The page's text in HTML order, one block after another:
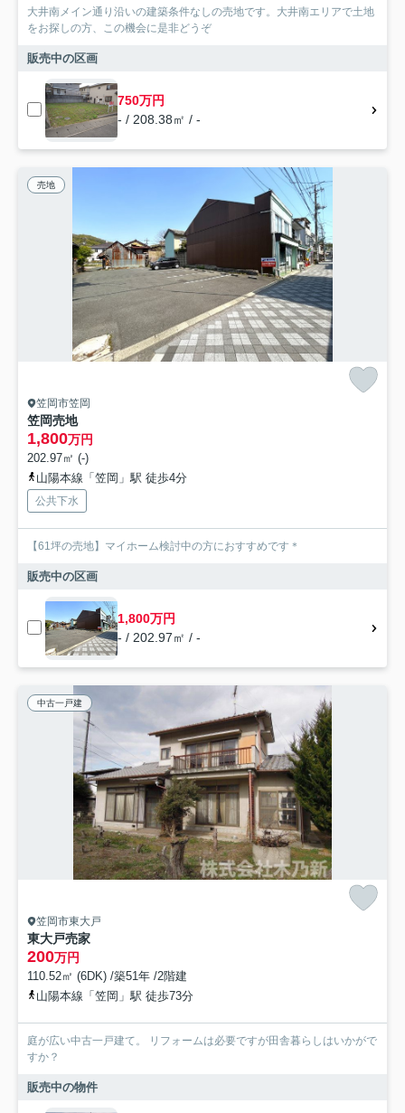
大井南メイン通り沿いの建築条件なしの売地です。大井南エリアで土地
をお探しの方、この機会に是非どうぞ
販売中の区画
750万円
- / 208.38㎡ / -
売地
笠岡市笠岡
笠岡売地
1,800万円
202.97㎡ (-)
山陽本線「笠岡」駅 徒歩4分
公共下水
【61坪の売地】マイホーム検討中の方におすすめです＊
販売中の区画
1,800万円
- / 202.97㎡ / -
中古一戸建
笠岡市東大戸
東大戸売家
200万円
110.52㎡ (6DK) /築51年 /2階建
山陽本線「笠岡」駅 徒歩73分
庭が広い中古一戸建て。 リフォームは必要ですが田舎暮らしはいかがで
すか？
販売中の物件